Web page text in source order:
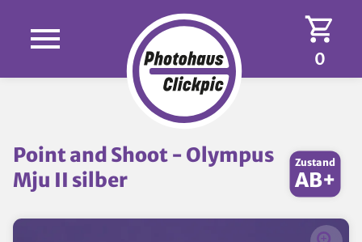
0
Point and Shoot - Olympus
Mju II silber
Zustand
AB+